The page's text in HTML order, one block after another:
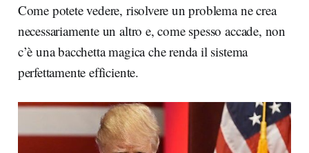
Come potete vedere, risolvere un problema ne crea
necessariamente un altro e, come spesso accade, non
c’è una bacchetta magica che renda il sistema
perfettamente efficiente.